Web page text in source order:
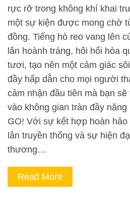
rực rỡ trong không khí khai
một sự kiện được mong chờ
đồng. Tiếng hò reo vang lên
lân hoành tráng, hôi hổi hòa
tươi, tạo nên một cảm giác
đầy hấp dẫn cho mọi người
cảm nhận đầu tiên mà bạn
vào không gian tràn đầy
GO! Với sự kết hợp hoàn
lân truyền thống và sự hiện
thương…
Read More